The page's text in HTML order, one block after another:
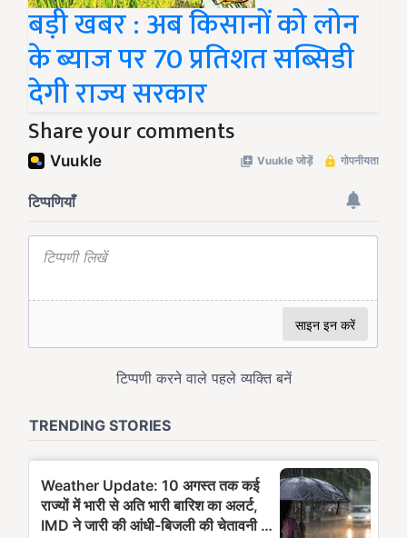
बड़ी खबर : अब किसानों को लोन
के ब्याज पर 70 प्रतिशत सब्सिडी
देगी राज्य सरकार
Share your comments